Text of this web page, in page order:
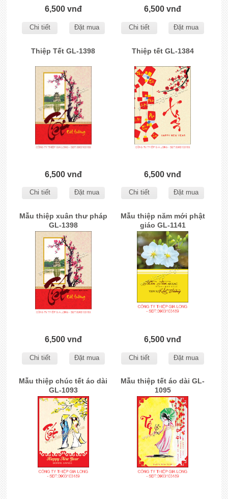
6,500 vnđ
Chi tiết Đặt mua
6,500 vnđ
Chi tiết Đặt mua
Thiệp Tết GL-1398
6,500 vnđ
Chi tiết Đặt mua
Thiệp tết GL-1384
6,500 vnđ
Chi tiết Đặt mua
Mẫu thiệp xuân thư pháp
GL-1398
6,500 vnđ
Chi tiết Đặt mua
Mẫu thiệp năm mới phật
giáo GL-1141
6,500 vnđ
Chi tiết Đặt mua
Mẫu thiệp chúc tết áo dài
GL-1093
Mẫu thiệp tết áo dài GL-
1095